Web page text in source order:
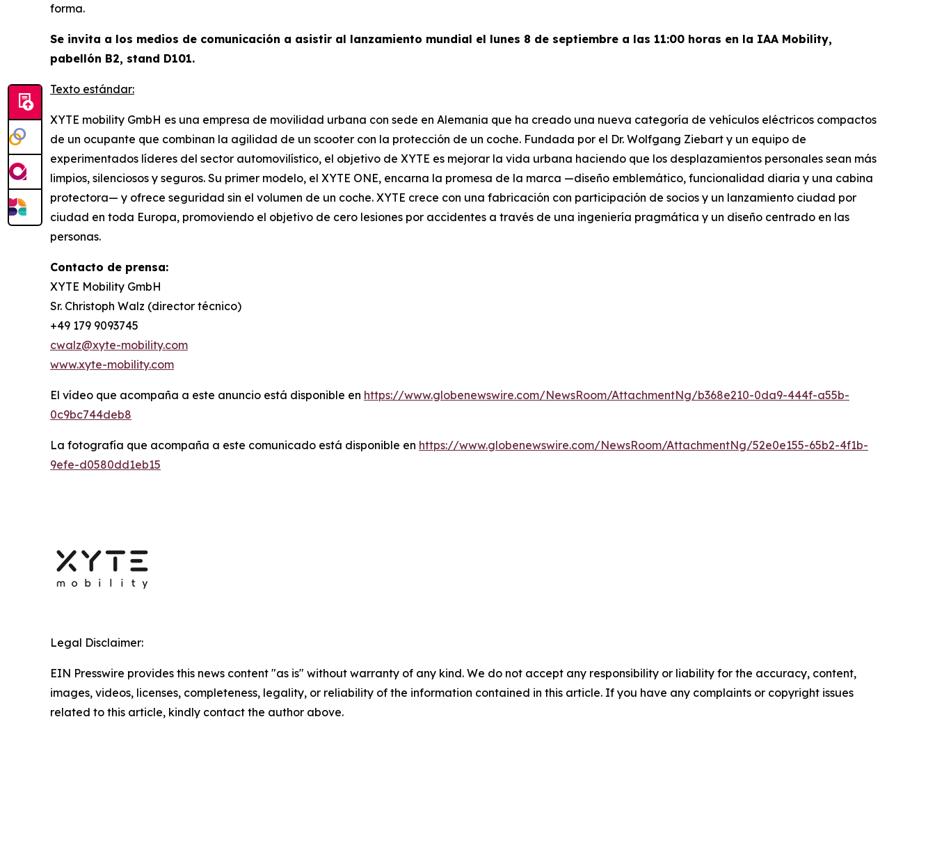
forma.
Se invita a los medios de comunicación a asistir al lanzamiento mundial el lunes 8 de septiembre a las 11:00 horas en la IAA Mobility,
pabellón B2, stand D101.
Texto estándar:
XYTE mobility GmbH es una empresa de movilidad urbana con sede en Alemania que ha creado una nueva categoría de vehículos eléctricos compactos
de un ocupante que combinan la agilidad de un scooter con la protección de un coche. Fundada por el Dr. Wolfgang Ziebart y un equipo de
experimentados líderes del sector automovilístico, el objetivo de XYTE es mejorar la vida urbana haciendo que los desplazamientos personales sean más
limpios, silenciosos y seguros. Su primer modelo, el XYTE ONE, encarna la promesa de la marca —diseño emblemático, funcionalidad diaria y una cabina
protectora— y ofrece seguridad sin el volumen de un coche. XYTE crece con una fabricación con participación de socios y un lanzamiento ciudad por
ciudad en toda Europa, promoviendo el objetivo de cero lesiones por accidentes a través de una ingeniería pragmática y un diseño centrado en las
personas.
Contacto de prensa:
XYTE Mobility GmbH
Sr. Christoph Walz (director técnico)
+49 179 9093745
cwalz@xyte-mobility.com
www.xyte-mobility.com
El vídeo que acompaña a este anuncio está disponible en https://www.globenewswire.com/NewsRoom/AttachmentNg/b368e210-0da9-444f-a55b-
0c9bc744deb8
La fotografía que acompaña a este comunicado está disponible en https://www.globenewswire.com/NewsRoom/AttachmentNg/52e0e155-65b2-4f1b-
9efe-d0580dd1eb15
Legal Disclaimer:
EIN Presswire provides this news content "as is" without warranty of any kind. We do not accept any responsibility or liability for the accuracy, content,
images, videos, licenses, completeness, legality, or reliability of the information contained in this article. If you have any complaints or copyright issues
related to this article, kindly contact the author above.